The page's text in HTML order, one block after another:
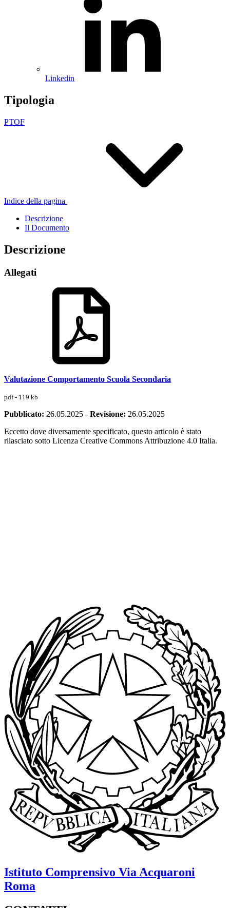
Linkedin
Tipologia
PTOF
Indice della pagina
Descrizione
Il Documento
Descrizione
Allegati
Valutazione Comportamento Scuola Secondaria
pdf - 119 kb
Pubblicato: 26.05.2025 - Revisione: 26.05.2025
Eccetto dove diversamente specificato, questo articolo è stato
rilasciato sotto Licenza Creative Commons Attribuzione 4.0 Italia.
Istituto Comprensivo Via Acquaroni
Roma